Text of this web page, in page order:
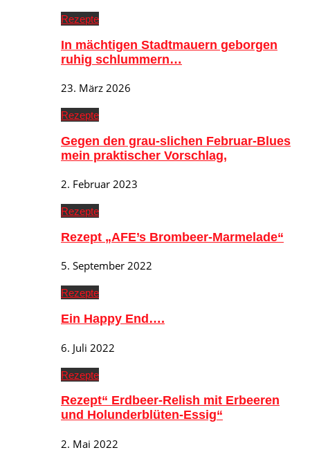
Rezepte
In mächtigen Stadtmauern geborgen
ruhig schlummern…
23. März 2026
Rezepte
Gegen den grau-slichen Februar-Blues
mein praktischer Vorschlag,
2. Februar 2023
Rezepte
Rezept „AFE’s Brombeer-Marmelade“
5. September 2022
Rezepte
Ein Happy End….
6. Juli 2022
Rezepte
Rezept“ Erdbeer-Relish mit Erbeeren
und Holunderblüten-Essig“
2. Mai 2022